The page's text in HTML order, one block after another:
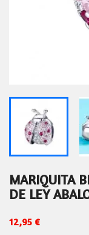
MARIQUITA
DE LEY
12,95 €